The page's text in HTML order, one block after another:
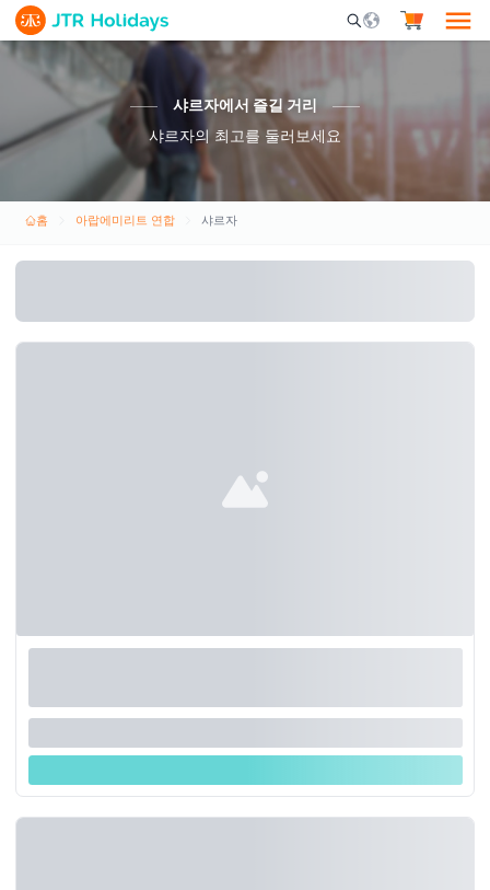
Mobile Search
샤르자에서 즐길 거리
샤르자의 최고를 둘러보세요
홈 아랍에미리트 연합 샤르자